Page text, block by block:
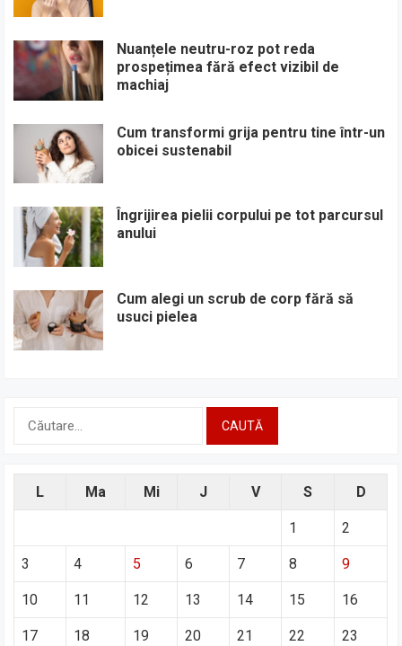
Nuanțele neutru-roz pot reda
prospețimea fără efect vizibil de
machiaj
Cum transformi grija pentru tine într-un
obicei sustenabil
Îngrijirea pielii corpului pe tot parcursul
anului
Cum alegi un scrub de corp fără să
usuci pielea
L Ma Mi J V S D
1 2
3 4 5 6 7 8 9
10 11 12 13 14 15 16
17 18 19 20 21 22 23